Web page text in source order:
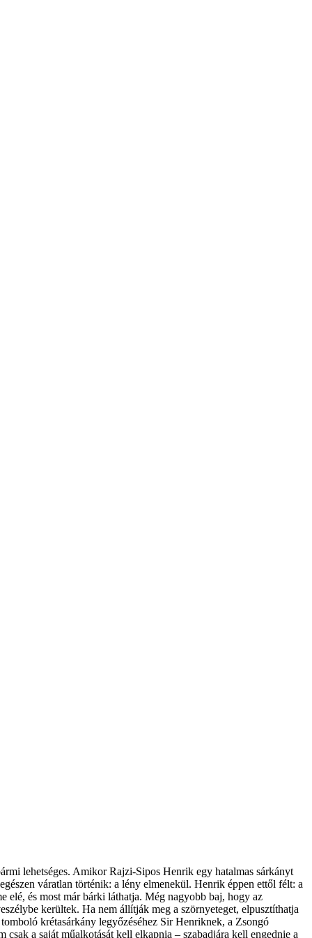
lehetséges. Amikor Rajzi-Sipos Henrik egy hatalmas sárkányt
váratlan történik: a lény elmenekül. Henrik éppen ettől félt: a
elé, és most már bárki láthatja. Még nagyobb baj, hogy az
kerültek. Ha nem állítják meg a szörnyeteget, elpusztíthatja
krétasárkány legyőzéséhez Sir Henriknek, a Zsongó
csak a saját műalkotását kell elkapnia – szabadjára kell engednie a